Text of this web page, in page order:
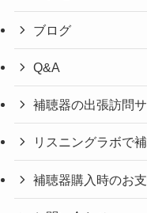
ブログ
Q&A
補聴器の出張訪問
リスニングラボで
補聴器購入時のお